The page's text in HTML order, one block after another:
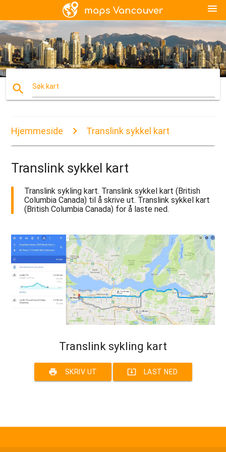
menu
search Søk kart
Hjemmeside Translink sykkel kart
Translink sykkel kart
Translink sykling kart. Translink sykkel kart (British
Columbia Canada) til å skrive ut. Translink sykkel kart
(British Columbia Canada) for å laste ned.
Translink sykling kart
print SKRIV UT system_update_alt LAST NED